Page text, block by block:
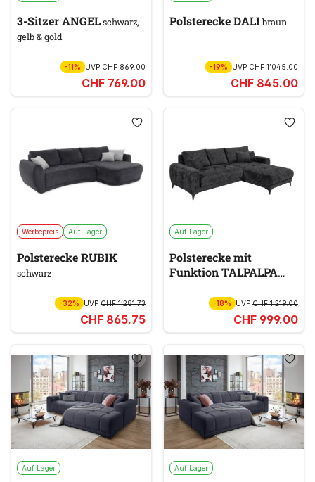
3-Sitzer ANGELschwarz,
gelb & gold
-11% UVP CHF 869.00
CHF 769.00
Polsterecke DALIbraun
-19% UVPCHF 1’045.00
CHF 845.00
Werbepreis Auf Lager
Polsterecke RUBIK
schwarz
-32% UVP CHF 1’281.73
CHF 865.75
Auf Lager
Polsterecke mit
Funktion TALPALPA
-18% UVPCHF 1’219.00
CHF 999.00
Auf Lager Auf Lager